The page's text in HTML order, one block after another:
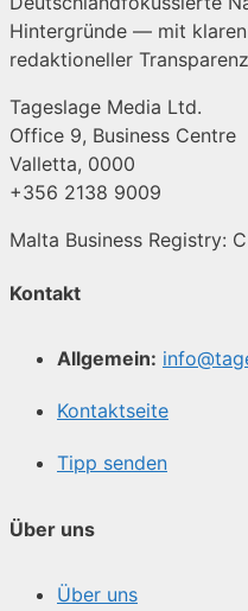
Hintergründe — mit
redaktioneller
Tageslage Media Ltd.
Office 9, Business Centre
Valletta, 0000
+356 2138 9009
Malta Business Registry:
Kontakt
Allgemein:
Kontaktseite
Tipp senden
Über uns
Über uns